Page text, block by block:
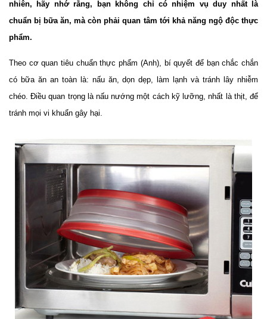
nhiên, hãy nhớ rằng, bạn không chỉ có nhiệm vụ duy nhất là
chuẩn bị bữa ăn, mà còn phải quan tâm tới khả năng ngộ độc thực
phẩm.
Theo cơ quan tiêu chuẩn thực phẩm (Anh), bí quyết để bạn chắc chắn
có bữa ăn an toàn là: nấu ăn, dọn dẹp, làm lạnh và tránh lây nhiễm
chéo. Điều quan trọng là nấu nướng một cách kỹ lưỡng, nhất là thịt, để
tránh mọi vi khuẩn gây hại.